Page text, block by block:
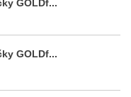
GOLDf...
GOLDf...